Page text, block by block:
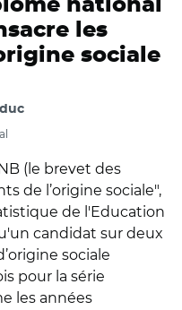
national
les
sociale
(le brevet des
de l’origine sociale",
de l'Education
candidat sur deux
sociale
pour la série
les années